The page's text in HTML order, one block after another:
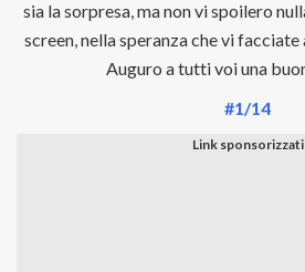
sia la sorpresa, ma non vi spoilero
screen, nella speranza che vi facciate
Auguro a tutti voi una
#1/14